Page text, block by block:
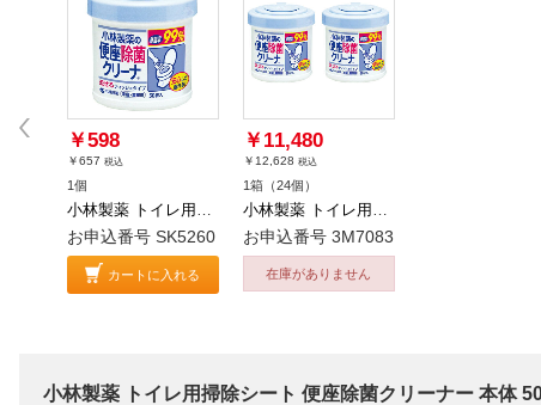
￥598
￥657 税込
1個
小林製薬 トイレ用掃除シート 便座除菌クリーナー 本体 50枚
お申込番号 SK5260
カートに入れる
￥11,480
￥12,628 税込
1箱（24個）
小林製薬 トイレ用掃除シート 便座除菌クリーナー 本体 50枚 24個
お申込番号 3M7083
在庫がありません
小林製薬 トイレ用掃除シート 便座除菌クリーナー 本体